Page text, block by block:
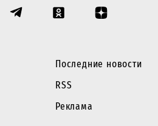
Последние новости
RSS
Реклама